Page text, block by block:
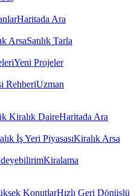
Haritada Ara
ArsaSatılık Tarla
Yeni Projeler
RehberiUzman
Kiralık DaireHaritada Ara
İş Yeri PiyasasıKiralık Arsa
Kiralama
KonutlarHızlı Geri Dönüşlü